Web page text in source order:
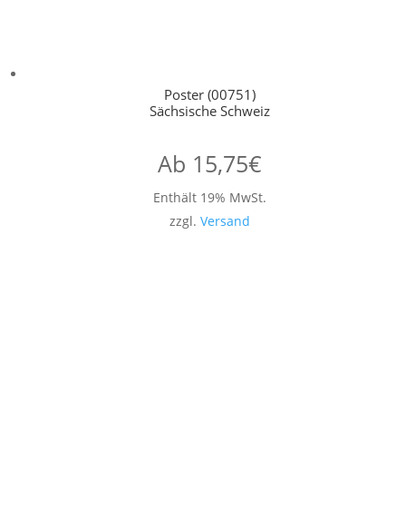
Poster (00751)
Sächsische Schweiz
Ab 15,75€
Enthält 19% MwSt.
zzgl. Versand